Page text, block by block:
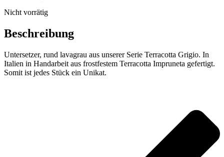
Nicht vorrätig
Beschreibung
Untersetzer, rund lavagrau aus unserer Serie Terracotta Grigio. In
Italien in Handarbeit aus frostfestem Terracotta Impruneta gefertigt.
Somit ist jedes Stück ein Unikat.